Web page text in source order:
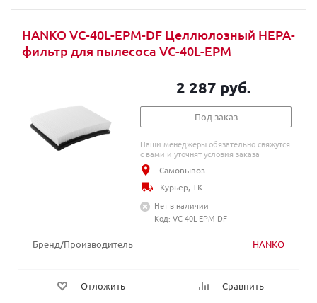
HANKO VC-40L-EPM-DF Целлюлозный HEPA-
фильтр для пылесоса VC-40L-EPM
Бренд/Производитель HANKO
Отложить Сравнить
2 287 руб.
Под заказ
Наши менеджеры обязательно свяжутся
с вами и уточнят условия заказа
Самовывоз
Курьер, ТК
Нет в наличии
Код: VC-40L-EPM-DF